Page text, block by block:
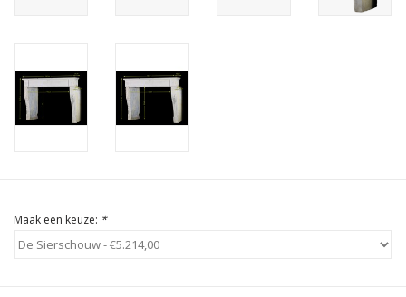
Maak een keuze: *